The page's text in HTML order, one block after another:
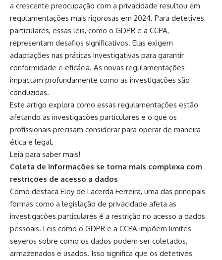
a crescente preocupação com a privacidade resultou em
regulamentações mais rigorosas em 2024. Para detetives
particulares, essas leis, como o GDPR e a CCPA,
representam desafios significativos. Elas exigem
adaptações nas práticas investigativas para garantir
conformidade e eficácia. As novas regulamentações
impactam profundamente como as investigações são
conduzidas.
Este artigo explora como essas regulamentações estão
afetando as investigações particulares e o que os
profissionais precisam considerar para operar de maneira
ética e legal.
Leia para saber mais!
Coleta de informações se torna mais complexa com
restrições de acesso a dados
Como destaca Eloy de Lacerda Ferreira, uma das principais
formas como a legislação de privacidade afeta as
investigações particulares é a restrição no acesso a dados
pessoais. Leis como o GDPR e a CCPA impõem limites
severos sobre como os dados podem ser coletados,
armazenados e usados. Isso significa que os detetives